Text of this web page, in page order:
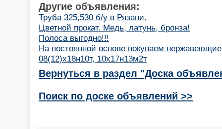
Другие объявления:
Труба 325,530 б/у в Рязани.
Цветной прокат. Медь, латунь, бронза!
Полоса выгодно!!!
На постоянной основе покупаем
08(12)х18н10т, 10х17н13м2т
Вернуться в раздел "Доска
Поиск по доске объявлений >>